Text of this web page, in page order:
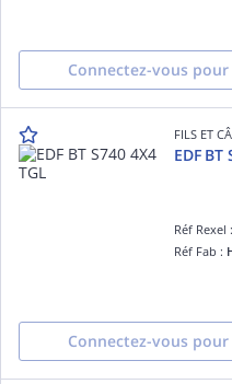
Connectez-vous
FILS ET
EDF BT
Réf Rexel :
Réf Fab :
Connectez-vous